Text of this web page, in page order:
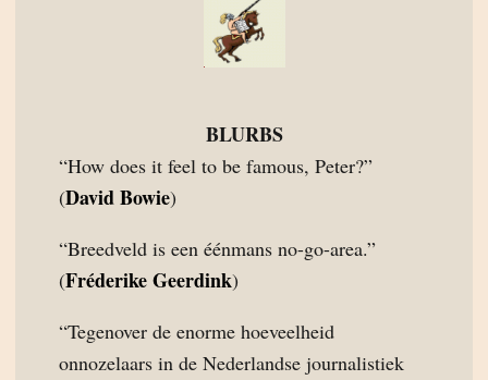
BLURBS
“How does it feel to be famous, Peter?”
(David Bowie)
“Breedveld is een éénmans no-go-area.”
(Fréderike Geerdink)
“Tegenover de enorme hoeveelheid
onnozelaars in de Nederlandse journalistiek